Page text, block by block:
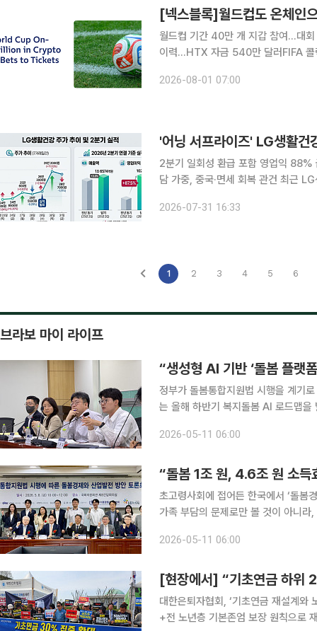
[넥스블록]월드컵도 온체인
월드컵 기간 40만 개 지갑 참여…대
이력…HTX 자금 540만 달러FIFA 콜
나타났다. FIFA의 공식 디지털 수집품
2026-08-01 07:00
'어닝 서프라이즈' LG생활건
2분기 일회성 환급 포함 영업익 88%
담 가중, 중국·면세 회복 관건 최근 LG생활건강이 올해 2분기 어닝 서프라이즈와 북미 사업 호조에
"본격적인 턴어라운드로 보기엔 이르
2026-07-31 16:33
1 2 3 4 5 6
브라보 마이 라이프
“생성형 AI 기반 ‘돌봄 플랫
정부가 돌봄통합지원법 시행을 계기
는 올해 하반기 복지돌봄 AI 로드맵
겠다고 밝혔다. 과학기술정보통신부
2026-05-11 06:00
“돌봄 1조 원, 4.6조 원 소득
초고령사회에 접어든 한국에서 ‘돌봄
가족 부담의 문제로만 볼 것이 아니
을 국가 경제와 산업정책의 한 축으로
2026-05-11 06:00
대한은퇴자협회, ‘기초연금 재설계와
+전 노년층 기본존엄 보장 원칙으로 재설계해야” 기초연금을 둘러싼 정책